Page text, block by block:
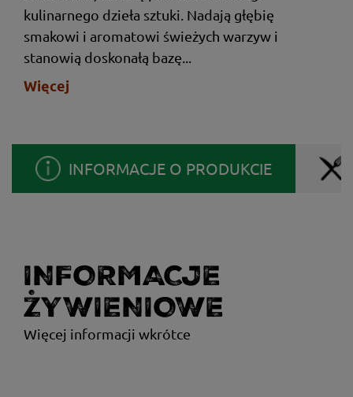
kulinarnego dzieła sztuki. Nadają głębię
smakowi i aromatowi świeżych warzyw i
stanowią doskonałą bazę...
Więcej
INFORMACJE O PRODUKCIE
INFORMACJE
ŻYWIENIOWE
Więcej informacji wkrótce